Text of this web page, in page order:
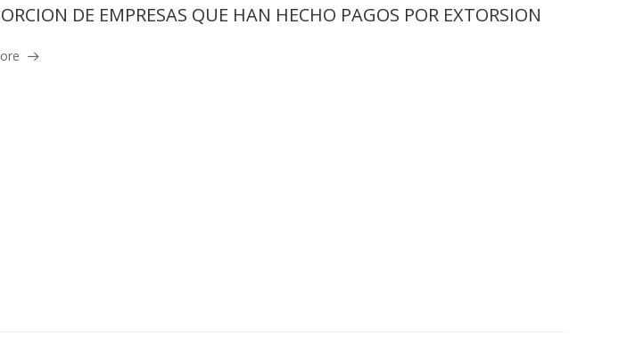
DE EMPRESAS QUE HAN HECHO PAGOS POR EXTORSION